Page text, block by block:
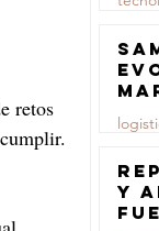
retos
23 jul
23 jul
y